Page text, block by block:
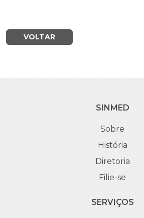
VOLTAR
SINMED
Sobre
História
Diretoria
Filie-se
SERVIÇOS